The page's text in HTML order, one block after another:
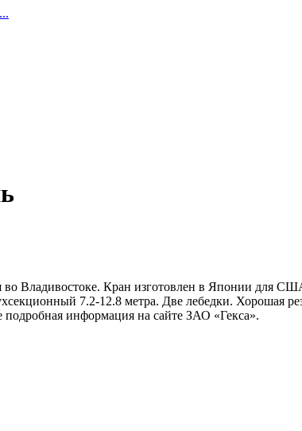
Владивостоке. Кран изготовлен в Японии для
7.2-12.8 метра. Две лебедки. Хорошая
информация на сайте ЗАО «Гекса».